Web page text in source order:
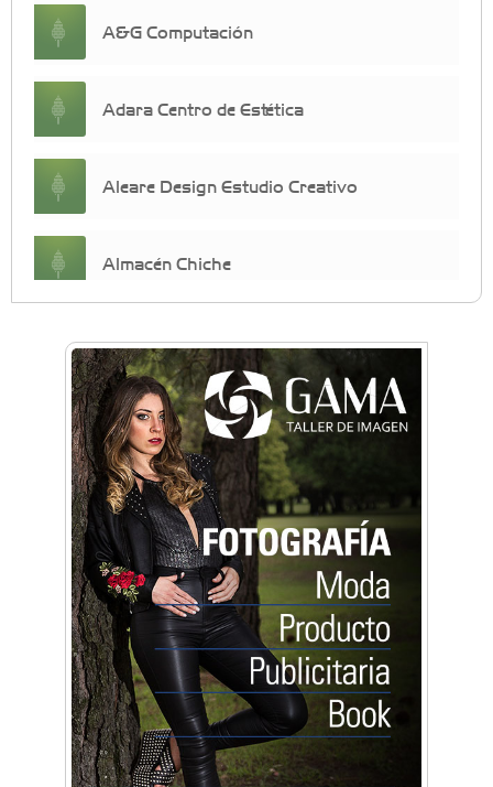
A&G Computación
Adara Centro de Estética
Aleare Design Estudio Creativo
Almacén Chiche
crecimiento personal
Arq. Horacio Alejandro Sánchez
Artística ApasionArte
Artística Catalina
Artística Veral
BAIC Ramos Mejía